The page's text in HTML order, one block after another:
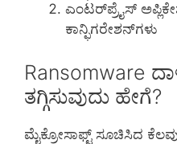
ಎಂಟರ್‌ಪ್ರೈಸ್
ಕಾನ್ಫಿಗರೇಶನ್‌ಗಳು
Ransomware
ತಗ್ಗಿಸುವುದು ಹೇಗೆ?
ಮೈಕ್ರೋಸಾಫ್ಟ್ ಸೂಚಿಸಿದ